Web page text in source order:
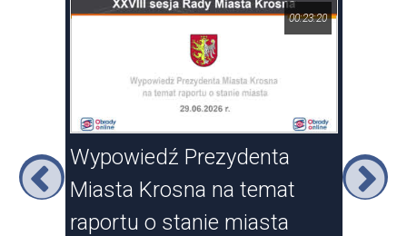
00:23:20
Wypowiedź Prezydenta
Miasta Krosna na temat
raportu o stanie miasta